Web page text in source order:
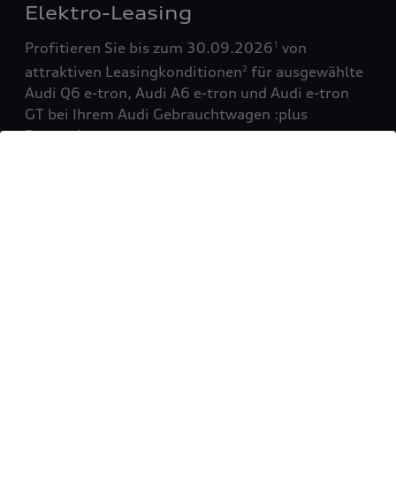
Elektro-Leasing
Profitieren Sie bis zum 30.09.20261 von
attraktiven Leasingkonditionen2 für ausgewählte
Audi Q6 e-tron, Audi A6 e-tron und Audi e-tron
GT bei Ihrem Audi Gebrauchtwagen :plus
Partner!